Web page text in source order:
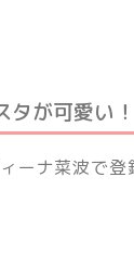
が可愛い！
ーナ菜波で登